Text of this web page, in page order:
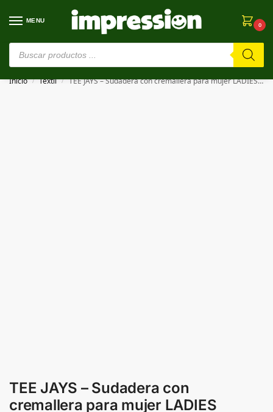
MENU
0
⚠️ Estamos en pruebas. Si algo falla, ¡Perdón!⚠️
Inicio / Textil / TEE JAYS – Sudadera con cremallera para mujer LADIES FASHION FULL ZIP HOOD
TEE JAYS – Sudadera con
cremallera para mujer LADIES